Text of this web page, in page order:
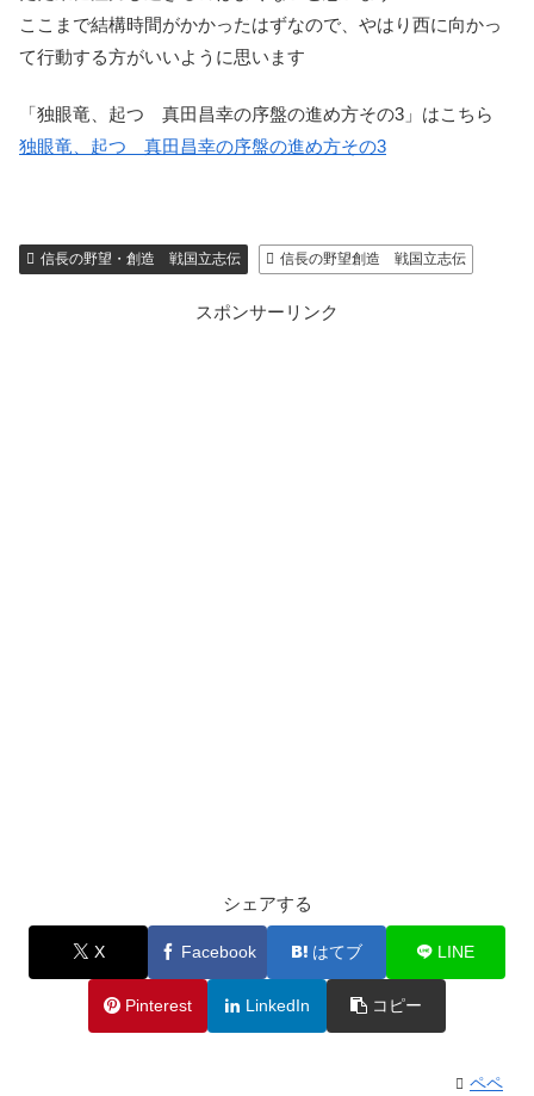
ここまで結構時間がかかったはずなので、やはり西に向かっ
て行動する方がいいように思います
「独眼竜、起つ 真田昌幸の序盤の進め方その3」 はこちら
独眼竜、起つ 真田昌幸の序盤の進め方その3
信長の野望・創造 戦国立志伝 信長の野望創造 戦国立志伝
スポンサーリンク
シェアする
X Facebook はてブ LINE
Pinterest LinkedIn コピー
ペペ